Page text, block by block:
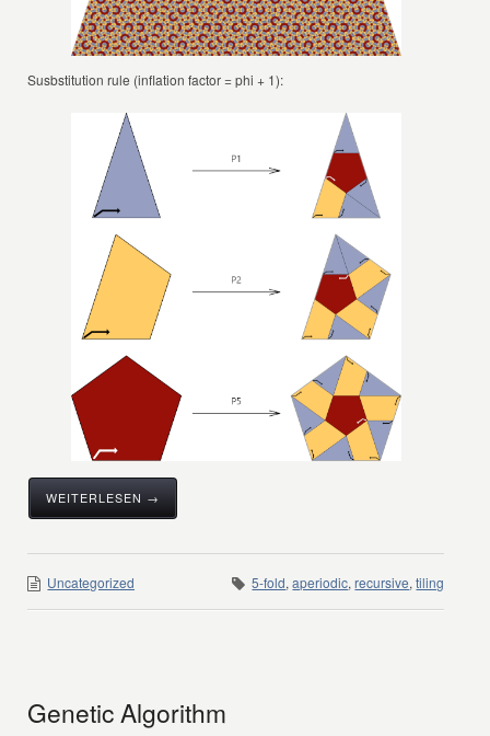
Susbstitution rule (inflation factor = phi + 1):
WEITERLESEN →
Uncategorized 5-fold,aperiodic,recursive,tiling
Genetic Algorithm